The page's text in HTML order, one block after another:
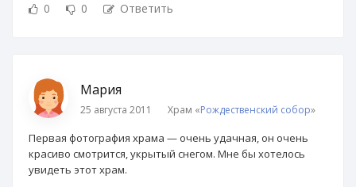
0 0 Ответить
Мария
25 августа 2011 Храм «Рождественский собор»
Первая фотография храма — очень удачная, он очень
красиво смотрится, укрытый снегом. Мне бы хотелось
увидеть этот храм.